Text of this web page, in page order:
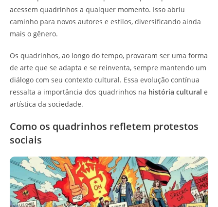
acessem quadrinhos a qualquer momento. Isso abriu
caminho para novos autores e estilos, diversificando ainda
mais o gênero.
Os quadrinhos, ao longo do tempo, provaram ser uma forma
de arte que se adapta e se reinventa, sempre mantendo um
diálogo com seu contexto cultural. Essa evolução contínua
ressalta a importância dos quadrinhos na história cultural e
artística da sociedade.
Como os quadrinhos refletem protestos
sociais